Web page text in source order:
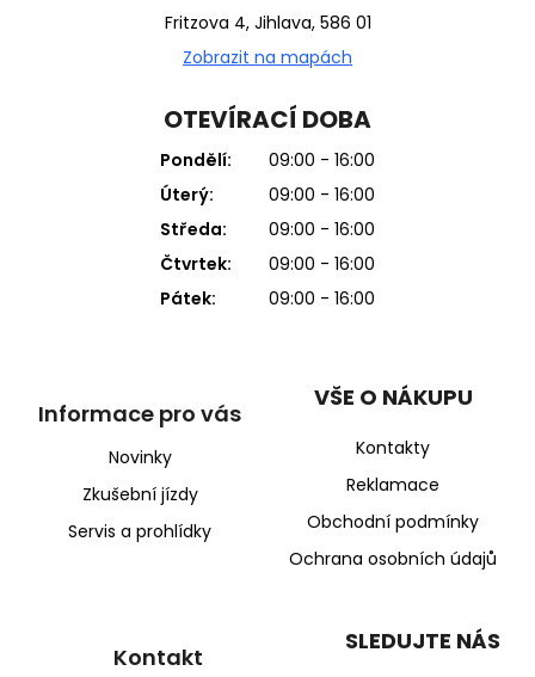
Fritzova 4, Jihlava, 586 01
Zobrazit na mapách
OTEVÍRACÍ DOBA
Pondělí:
09:00 - 16:00
Úterý:
09:00 - 16:00
Středa:
09:00 - 16:00
Čtvrtek:
09:00 - 16:00
Pátek:
09:00 - 16:00
Informace pro vás
Novinky
Zkušební jízdy
Servis a prohlídky
VŠE O NÁKUPU
Kontakty
Reklamace
Obchodní podmínky
Ochrana osobních údajů
Kontakt
SLEDUJTE NÁS